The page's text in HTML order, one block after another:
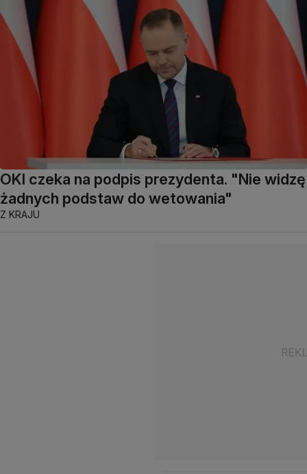
OKI czeka na podpis prezydenta. "Nie widzę
żadnych podstaw do wetowania"
Z KRAJU